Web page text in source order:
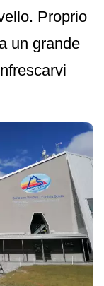
Proprio
un grande